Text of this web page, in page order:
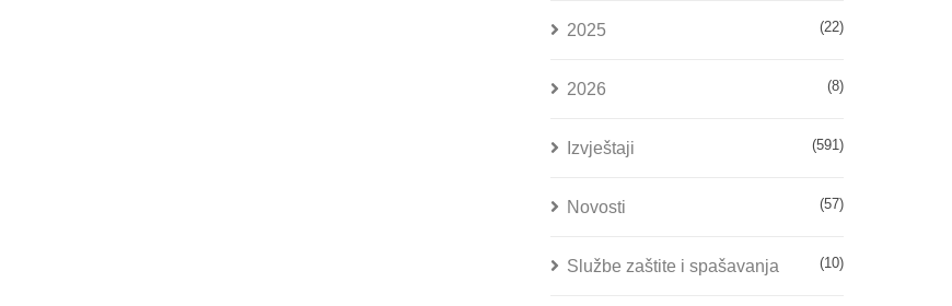
2025 (22)
2026 (8)
Izvještaji (591)
Novosti (57)
Službe zaštite i spašavanja (10)